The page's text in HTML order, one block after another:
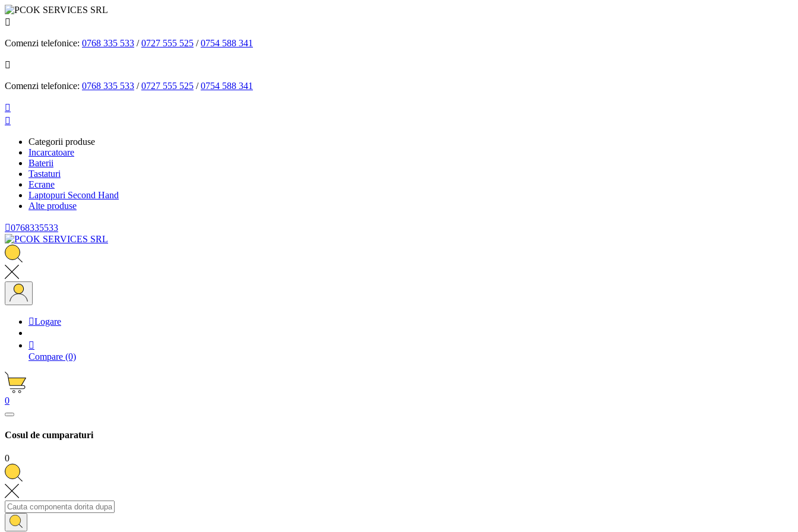

Comenzi telefonice: 0768 335 533 /0727 555 525 /0754 588 341

Comenzi telefonice: 0768 335 533 /0727 555 525 /0754 588 341


Categorii produse
Incarcatoare
Baterii
Tastaturi
Ecrane
Laptopuri Second Hand
Alte produse
0768335533
Logare

Compare (0)
0
Cosul de cumparaturi
0